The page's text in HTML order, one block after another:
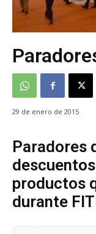
29 de enero de 2015
Paradores
productos
durante